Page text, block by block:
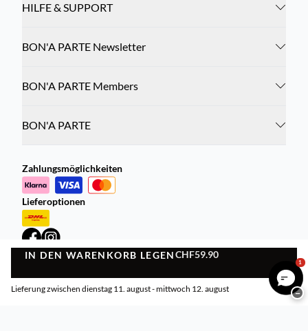
IN DEN WARENKORB LEGENCHF59.90
IN DEN WARENKORB LEGEN
Lieferung zwischen dienstag 11. august - mittwoch 12. august
HILFE & SUPPORT
BON'A PARTE Newsletter
BON'A PARTE Members
BON'A PARTE
Zahlungsmöglichkeiten
Lieferoptionen
Datenschutzrichtlinie Geschäftsbedingungen
1
−